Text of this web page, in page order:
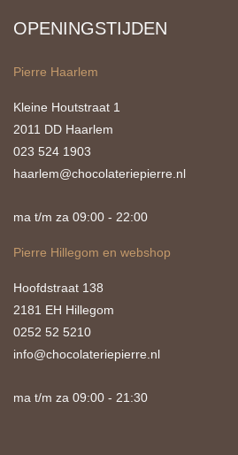
OPENINGSTIJDEN
Pierre Haarlem
Kleine Houtstraat 1
2011 DD Haarlem
023 524 1903
haarlem@chocolateriepierre.nl
ma t/m za 09:00 - 22:00
Pierre Hillegom en webshop
Hoofdstraat 138
2181 EH Hillegom
0252 52 5210
info@chocolateriepierre.nl
ma t/m za 09:00 - 21:30